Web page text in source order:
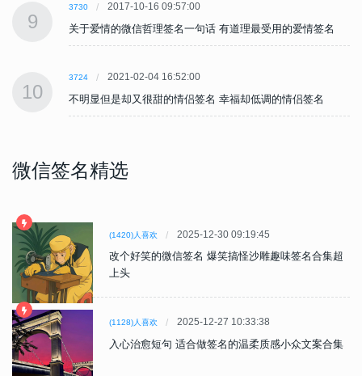
9
3730 2017-10-16 09:57:00
关于爱情的微信哲理签名一句话 有道理最受用的爱情签名
10
3724 2021-02-04 16:52:00
不明显但是却又很甜的情侣签名 幸福却低调的情侣签名
微信签名精选
(1420)人喜欢 2025-12-30 09:19:45
改个好笑的微信签名 爆笑搞怪沙雕趣味签名合集超
上头
(1128)人喜欢 2025-12-27 10:33:38
入心治愈短句 适合做签名的温柔质感小众文案合集